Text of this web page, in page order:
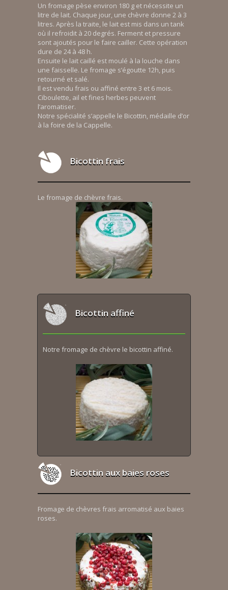
Un fromage pèse environ 180 g et nécessite un
litre de lait. Chaque jour, une chèvre donne 2 à 3
litres. Après la traite, le lait est mis dans un tank
où il refroidit à 20 degrés. Ferment et pressure
sont ajoutés pour le faire cailler. Cette opération
dure de 24 à 48 h.
Ensuite le lait caillé est moulé à la louche dans
une faisselle. Le fromage s’égoutte 12h, puis
retourné et salé.
Il est vendu frais ou affiné entre 3 et 6 mois.
Ciboulette, ail et fines herbes peuvent
l’aromatiser.
Notre spécialité s’appelle le Bicottin, médaille d’or
à la foire de la Cappelle.
Bicottin frais
Le fromage de chèvre frais.
Bicottin affiné
Notre fromage de chèvre le bicottin affiné.
Bicottin aux baies roses
Fromage de chèvres frais arromatisé aux baies
roses.